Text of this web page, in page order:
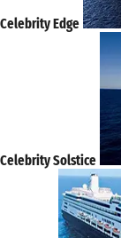
Celebrity Edge
Celebrity Solstice